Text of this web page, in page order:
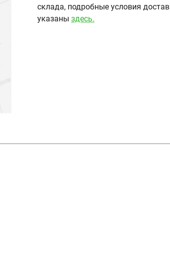
склада, подробные условия
указаны здесь.